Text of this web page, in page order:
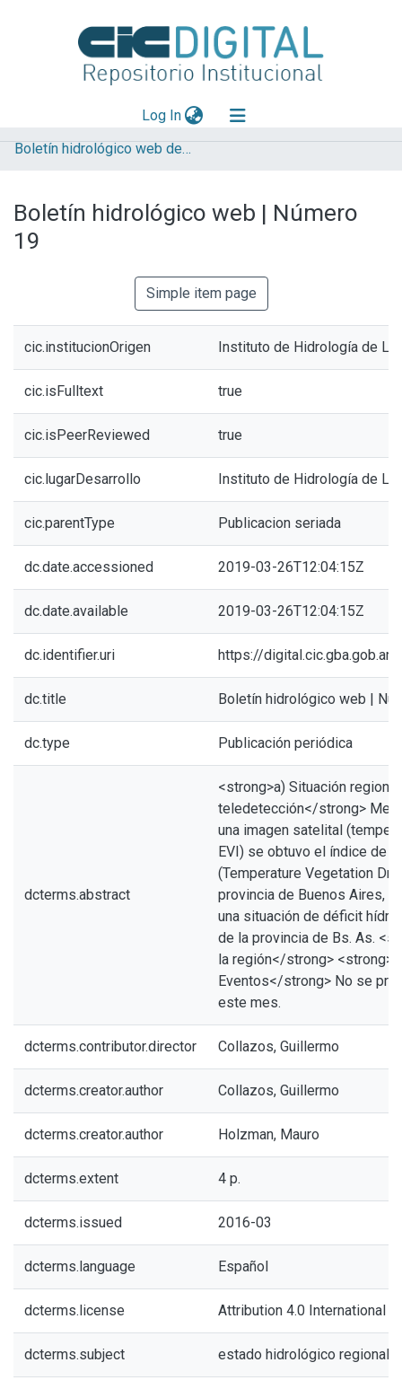
Log In(current)
Explorar
Aportar material
Boletín hidrológico web del Instituto de Hidrología de Llanuras (IHLLA)
Boletín hidrológico web | Número
19
Simple item page
cic.institucionOrigen Instituto de Hidrología de
cic.isFulltext true
cic.isPeerReviewed true
cic.lugarDesarrollo Instituto de Hidrología de
cic.parentType Publicacion seriada
dc.date.accessioned 2019-03-26T12:04:15Z
dc.date.available 2019-03-26T12:04:15Z
dc.identifier.uri https://
dc.title Boletín hidrológico web |
dc.type Publicación periódica
dcterms.abstract
<strong>a) Situación
teledetección</strong>
una imagen satelital
EVI) se obtuvo el índice de
(Temperature Vegetation
provincia de Buenos Aires,
una situación de déficit
de la provincia de Bs. As.
la región</strong>
Eventos</strong> No se
este mes.
dcterms.contributor.director Collazos, Guillermo
dcterms.creator.author Collazos, Guillermo
dcterms.creator.author Holzman, Mauro
dcterms.extent 4 p.
dcterms.issued 2016-03
dcterms.language Español
dcterms.license Attribution 4.0 International
dcterms.subject estado hidrológico regional